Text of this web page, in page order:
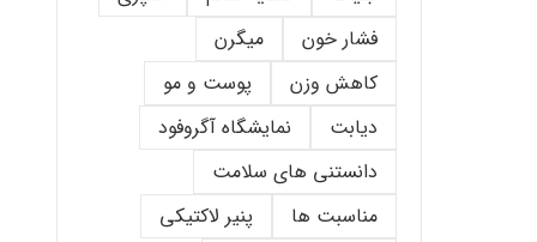
فشار خون
میگرن
کاهش وزن
پوست و مو
دیابت
نمایشگاه آگروفود
دانستنی های سلامت
مناسبت ها
پنیر لاکتیکی